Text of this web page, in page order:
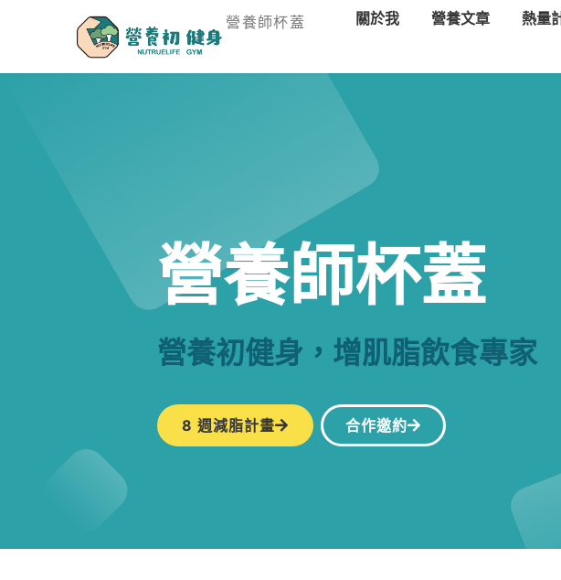
營養師杯蓋 關於我 營養文章 熱量
營養師杯蓋
營養初健身，增肌脂飲食專家
8 週減脂計畫 合作邀約